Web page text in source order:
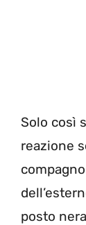
Solo così
reazione
posto